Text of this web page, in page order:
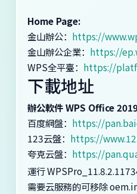
Home Page:
金山辦公： https://
金山辦公企業： https://
WPS全平臺： https://
下載地址
辦公軟件 WPS Office
百度網盤： https://
123云盤： https://
夸克云盤： https://
運行
需要云服務的可移除